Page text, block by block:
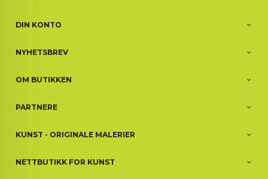
DIN KONTO
NYHETSBREV
OM BUTIKKEN
PARTNERE
KUNST - ORIGINALE MALERIER
NETTBUTIKK FOR KUNST